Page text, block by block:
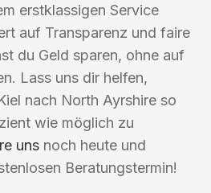
erstklassigen Service
auf Transparenz und faire
du Geld sparen, ohne auf
Lass uns dir helfen,
nach North Ayrshire so
wie möglich zu
uns noch heute und
Beratungstermin!